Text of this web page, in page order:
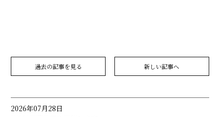
過去の記事を見る 新しい記事へ
2026年07月28日